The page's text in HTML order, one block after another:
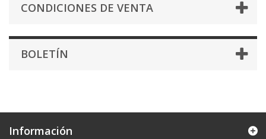
CONDICIONES DE VENTA
BOLETÍN
Información